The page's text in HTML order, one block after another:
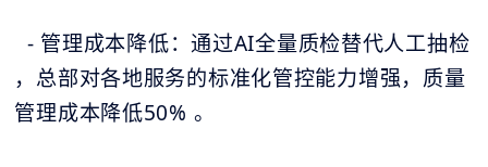
- 管理成本降低：通过AI全量质检替代人工抽检
，总部对各地服务的标准化管控能力增强，质量
管理成本降低50% 。